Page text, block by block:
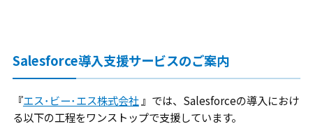
Salesforce導入支援サービスのご案内
『エス･ビー･エス株式会社』では、Salesforceの導入におけ
る以下の工程をワンストップで支援しています。